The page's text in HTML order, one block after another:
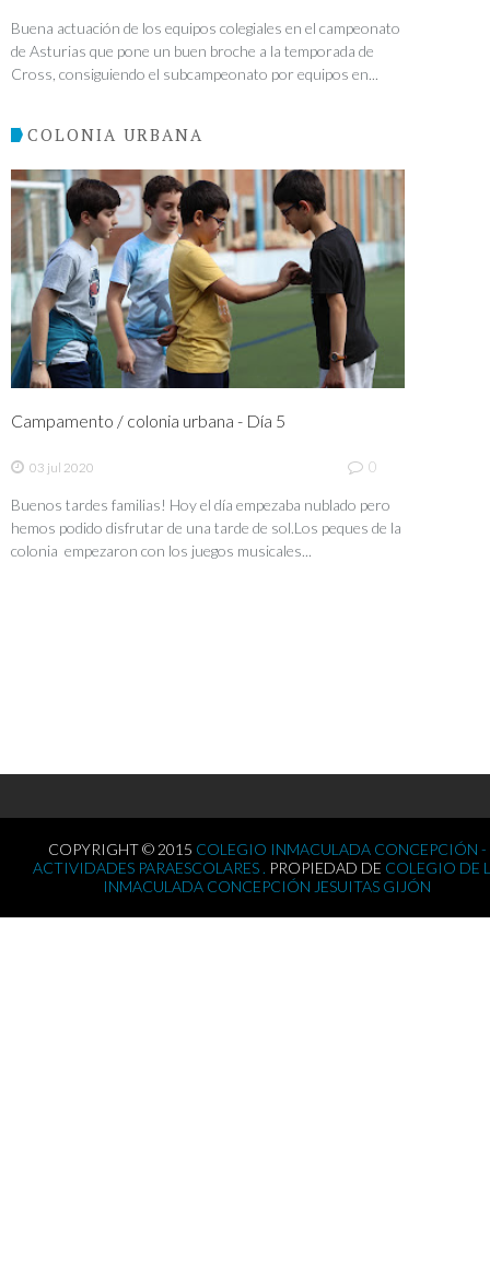
Buena actuación de los equipos colegiales en el campeonato
de Asturias que pone un buen broche a la temporada de
Cross, consiguiendo el subcampeonato por equipos en...
COLONIA URBANA
Campamento / colonia urbana - Día 5
03 jul 2020 0
Buenos tardes familias! Hoy el día empezaba nublado pero
hemos podido disfrutar de una tarde de sol.Los peques de la
colonia empezaron con los juegos musicales...
COPYRIGHT © 2015 COLEGIO INMACULADA CONCEPCIÓN -
ACTIVIDADES PARAESCOLARES . PROPIEDAD DE COLEGIO DE
INMACULADA CONCEPCIÓN JESUITAS GIJÓN